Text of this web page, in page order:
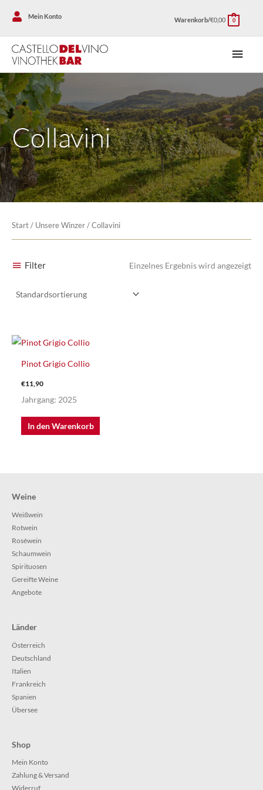
Inhalt
springen
Mein Konto Warenkorb/€0,00 0
Collavini
Start / Unsere Winzer / Collavini
Filter Einzelnes Ergebnis wird angezeigt
Pinot Grigio Collio
€11,90
Jahrgang: 2025
In den Warenkorb
Weine
Weißwein
Rotwein
Roséwein
Schaumwein
Spirituosen
Gereifte Weine
Angebote
Länder
Österreich
Deutschland
Italien
Frankreich
Spanien
Übersee
Shop
Mein Konto
Zahlung & Versand
Widerruf